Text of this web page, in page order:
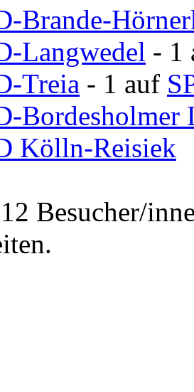
Brande-
Langwedel - 1
Treia - 1 auf
Bordesholmer
Kölln-Reisiek
Besucher/